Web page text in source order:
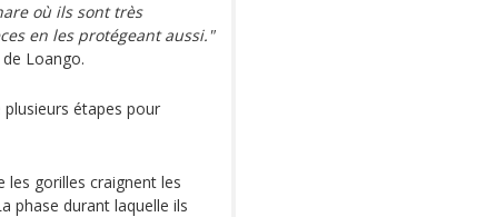
où ils sont très
en les protégeant aussi."
Loango.
étapes pour
les gorilles craignent les
phase durant laquelle ils